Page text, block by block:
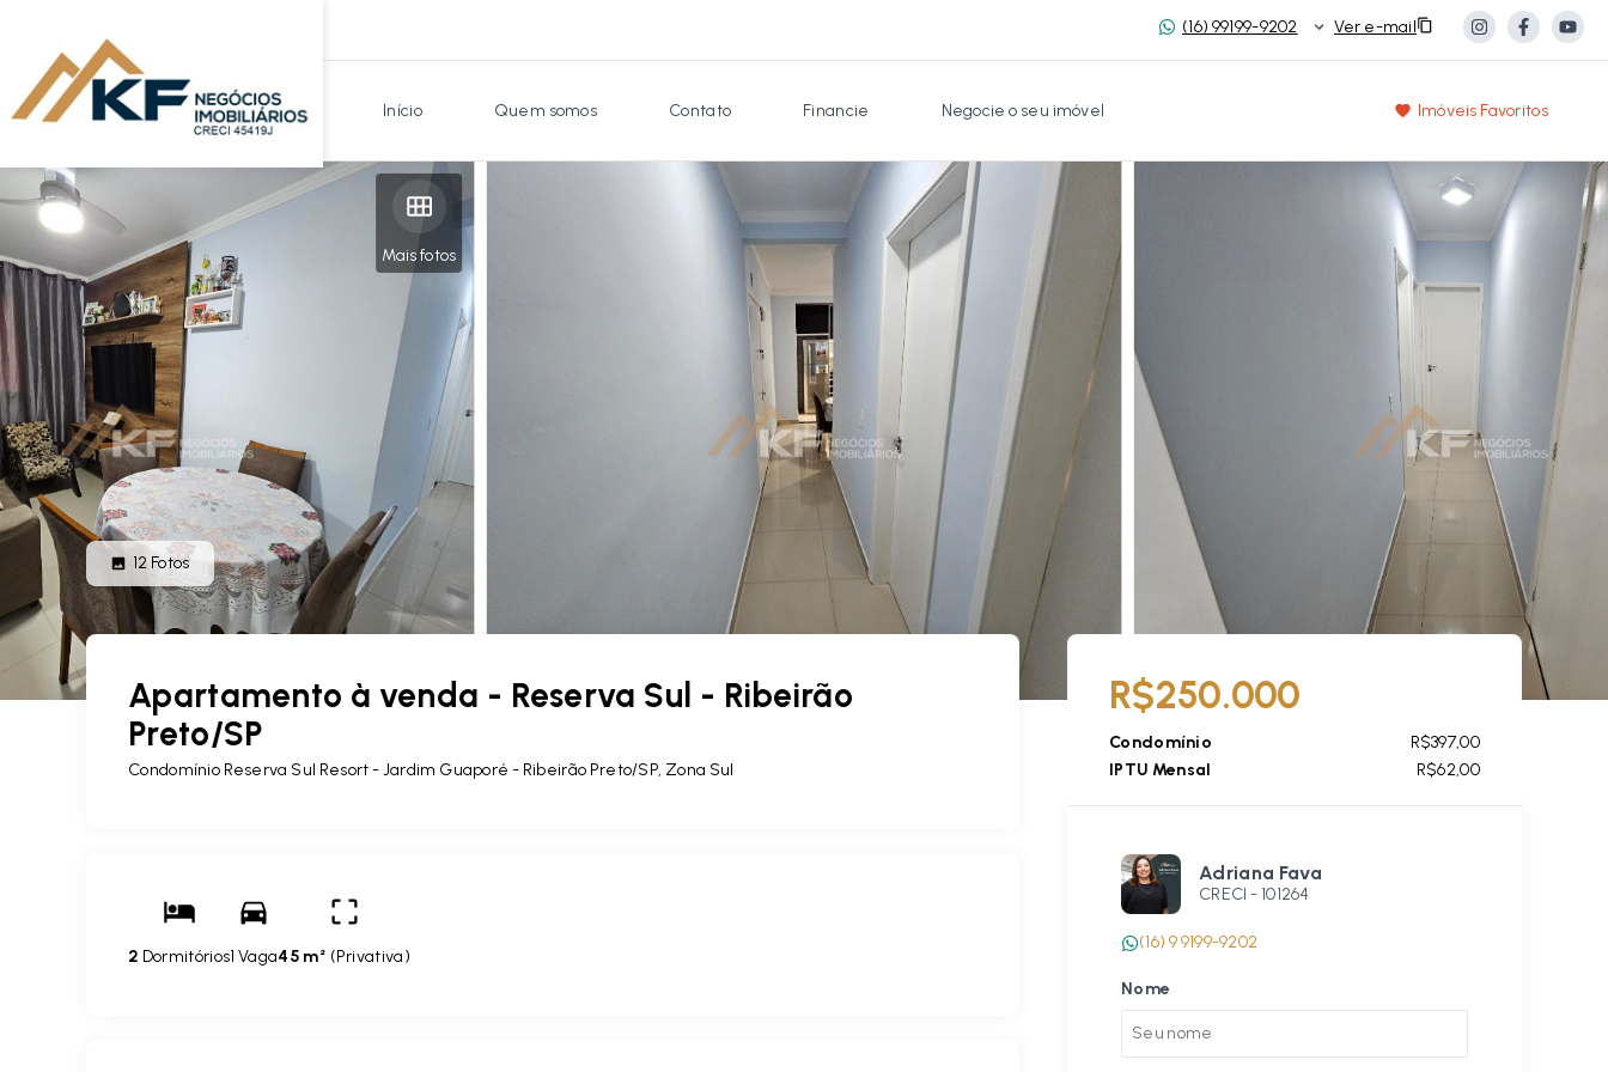
(16) 99199-9202 Ver e-mail
Início Quem somos Contato Financie Negocie o seu imóvel Imóveis Favoritos
Mais fotos
12 Fotos
Apartamento à venda - Reserva Sul - Ribeirão
Preto/SP
Condomínio Reserva Sul Resort -Jardim Guaporé - Ribeirão Preto/SP, Zona Sul
2 Dormitórios1 Vaga45 m² (Privativa)
R$250.000
Condomínio
R$397,00
IPTU Mensal
R$62,00
Adriana Fava
CRECI - 101264
(16) 9 9199-9202
Nome